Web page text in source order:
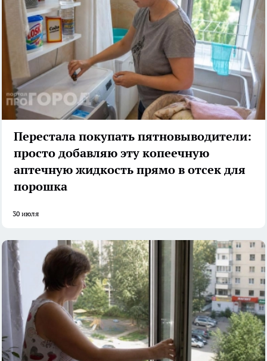
Перестала покупать пятновыводители:
просто добавляю эту копеечную
аптечную жидкость прямо в отсек для
порошка
30 июля